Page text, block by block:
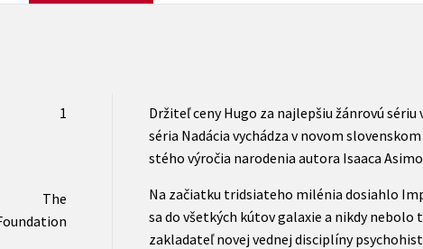
1
The
Držiteľ ceny Hugo za najlepšiu žánrovú
séria Nadácia vychádza v novom
stého výročia narodenia autora Isaaca
Na začiatku tridsiateho milénia dosiahlo
sa do všetkých kútov galaxie a nikdy nebolo
zakladateľ novej vednej disciplíny